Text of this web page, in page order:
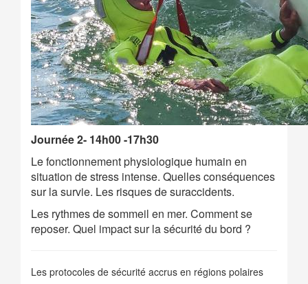
Journée 2- 14h00 -17h30
Le fonctionnement physiologique humain en
situation de stress intense. Quelles conséquences
sur la survie. Les risques de suraccidents.
Les rythmes de sommeil en mer. Comment se
reposer. Quel impact sur la sécurité du bord ?
Les protocoles de sécurité accrus en régions polaires